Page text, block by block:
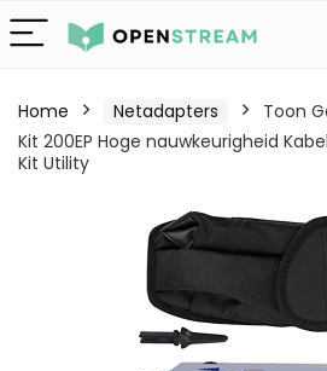
Home Netadapters
Toon
Kit 200EP Hoge nauwkeurigheid
Kit Utility